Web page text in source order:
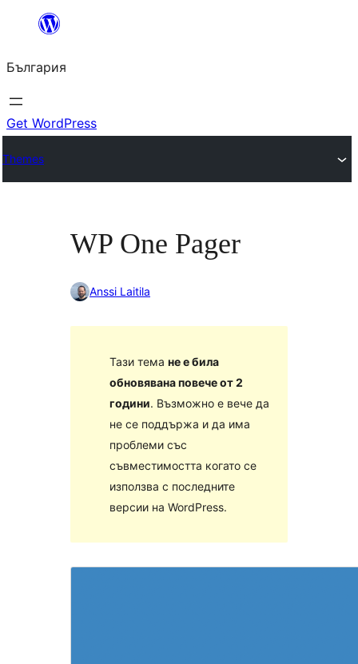
България
Get WordPress
Themes
WP One Pager
Anssi Laitila
Тази тема не е била
обновявана повече от 2
години. Възможно е вече да
не се поддържа и да има
проблеми със
съвместимостта когато се
използва с последните
версии на WordPress.